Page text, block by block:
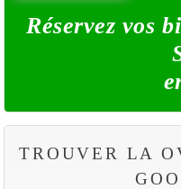
Réservez vos
TROUVER LA